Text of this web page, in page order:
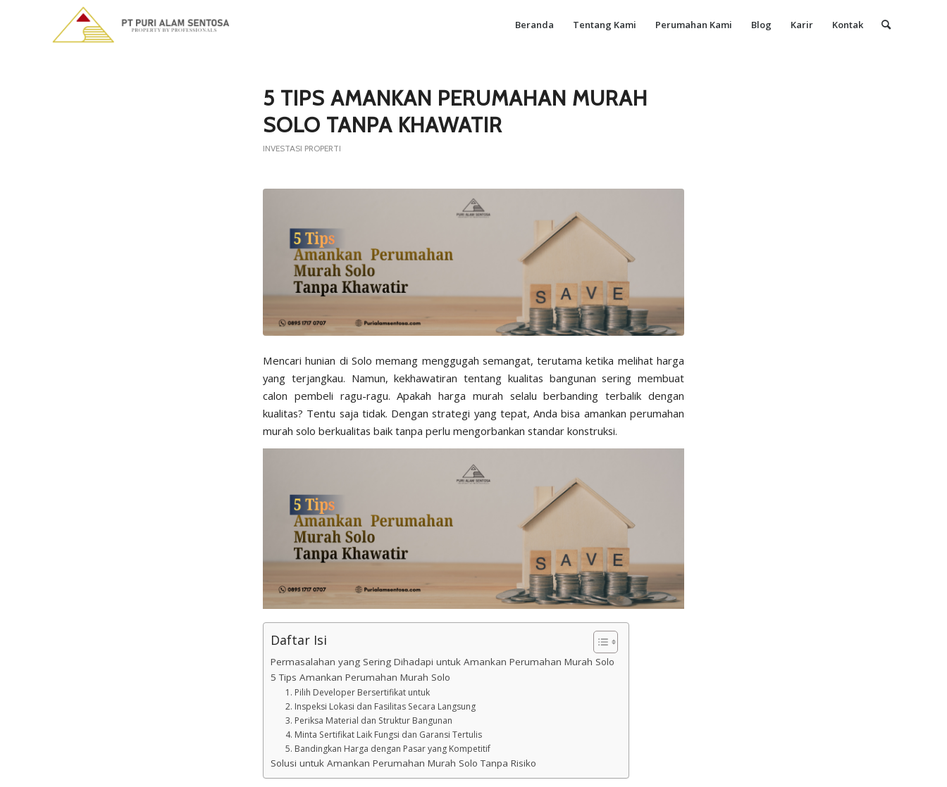
Beranda Tentang Kami Perumahan Kami Blog Karir Kontak
5 TIPS AMANKAN PERUMAHAN MURAH
SOLO TANPA KHAWATIR
INVESTASI PROPERTI
Mencari hunian di Solo memang menggugah semangat, terutama ketika melihat harga
yang terjangkau. Namun, kekhawatiran tentang kualitas bangunan sering membuat
calon pembeli ragu-ragu. Apakah harga murah selalu berbanding terbalik dengan
kualitas? Tentu saja tidak. Dengan strategi yang tepat, Anda bisa amankan perumahan
murah solo berkualitas baik tanpa perlu mengorbankan standar konstruksi.
Daftar Isi
Permasalahan yang Sering Dihadapi untuk Amankan Perumahan Murah Solo
5 Tips Amankan Perumahan Murah Solo
1. Pilih Developer Bersertifikat untuk
2. Inspeksi Lokasi dan Fasilitas Secara Langsung
3. Periksa Material dan Struktur Bangunan
4. Minta Sertifikat Laik Fungsi dan Garansi Tertulis
5. Bandingkan Harga dengan Pasar yang Kompetitif
Solusi untuk Amankan Perumahan Murah Solo Tanpa Risiko